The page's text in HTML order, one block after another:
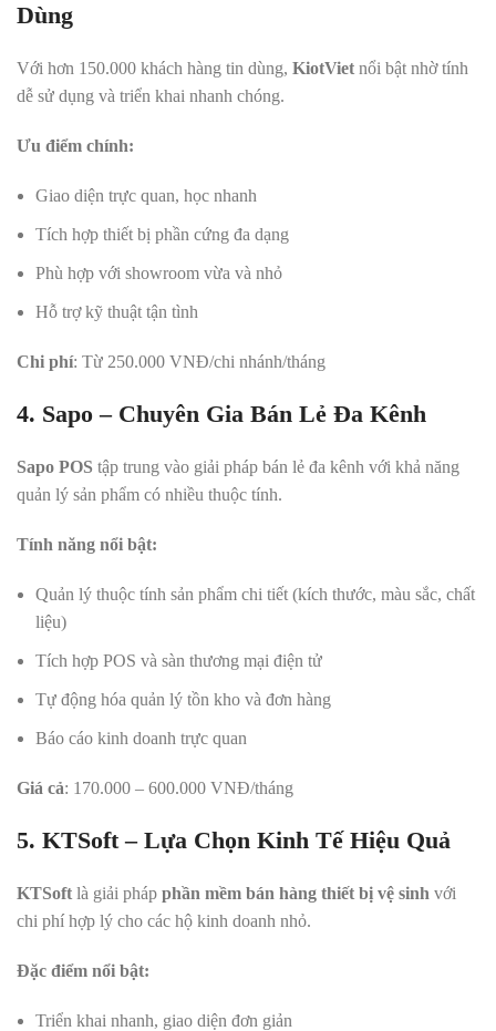
Dùng
Với hơn 150.000 khách hàng tin dùng, KiotViet nổi bật nhờ tính
dễ sử dụng và triển khai nhanh chóng.
Ưu điểm chính:
Giao diện trực quan, học nhanh
Tích hợp thiết bị phần cứng đa dạng
Phù hợp với showroom vừa và nhỏ
Hỗ trợ kỹ thuật tận tình
Chi phí: Từ 250.000 VNĐ/chi nhánh/tháng
4. Sapo – Chuyên Gia Bán Lẻ Đa Kênh
Sapo POS tập trung vào giải pháp bán lẻ đa kênh với khả năng
quản lý sản phẩm có nhiều thuộc tính.
Tính năng nổi bật:
Quản lý thuộc tính sản phẩm chi tiết (kích thước, màu sắc, chất
liệu)
Tích hợp POS và sàn thương mại điện tử
Tự động hóa quản lý tồn kho và đơn hàng
Báo cáo kinh doanh trực quan
Giá cả: 170.000 – 600.000 VNĐ/tháng
5. KTSoft – Lựa Chọn Kinh Tế Hiệu Quả
KTSoft là giải pháp phần mềm bán hàng thiết bị vệ sinh với
chi phí hợp lý cho các hộ kinh doanh nhỏ.
Đặc điểm nổi bật:
Triển khai nhanh, giao diện đơn giản